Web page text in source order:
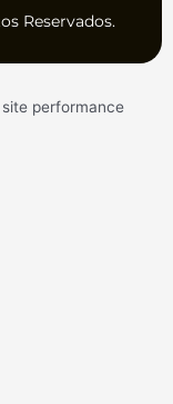
Reservados.